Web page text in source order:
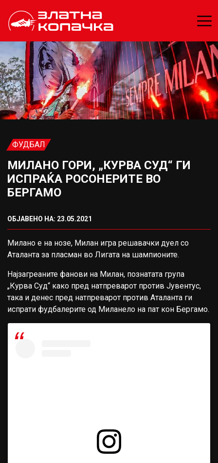
ФУДБАЛ
МИЛАНО ГОРИ, „КУРВА СУД“ ГИ
ИСПРАЌА РОСОНЕРИТЕ ВО
БЕРГАМО
ОБЈАВЕНО НА: 23.05.2021
Милано е на нозе, Милан игра решавачки дуел со
Аталанта за пласман во Лигата на шампионите.
Најзагреаните фанови на Милан, познатата група
„Курва Суд“ како пред натпреварот против Јувентус,
така и денес пред натпреварот против Аталанта ги
испрати фудбалерите од Миланело на пат кон Бергамо.